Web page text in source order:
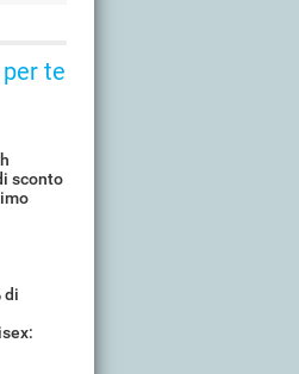
te
sconto
di